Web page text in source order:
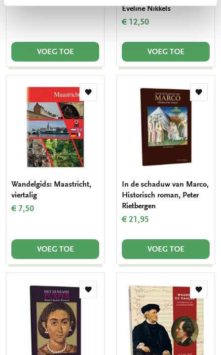
VOEG TOE
Eveline Nikkels
€ 12,50
VOEG TOE
Toevoegen
Wandelgids: Maastricht,
viertalig
€ 7,50
VOEG TOE
In de schaduw van Marco,
Historisch roman, Peter
Rietbergen
€ 21,95
VOEG TOE
Toevoegen
aan